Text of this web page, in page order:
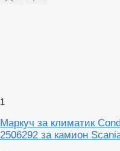
1
Маркуч за климатик
2506292 за камион